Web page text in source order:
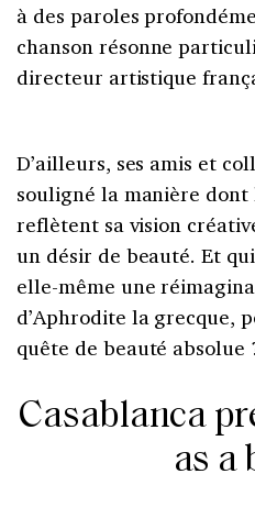
à des paroles
chanson résonne
directeur artistique
D’ailleurs, ses amis et
souligné la manière
reflètent sa vision
un désir de beauté. Et
elle-même une
d’Aphrodite la grecque,
quête de beauté absolue
Casablanca
as a